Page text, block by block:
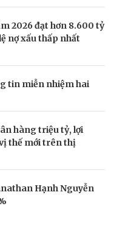
2026 đạt hơn 8.600 tỷ
nợ xấu thấp nhất
tin miễn nhiệm hai
hàng triệu tỷ, lợi
thế mới trên thị
Hạnh Nguyễn